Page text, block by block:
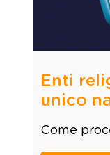
Enti
unico
Come